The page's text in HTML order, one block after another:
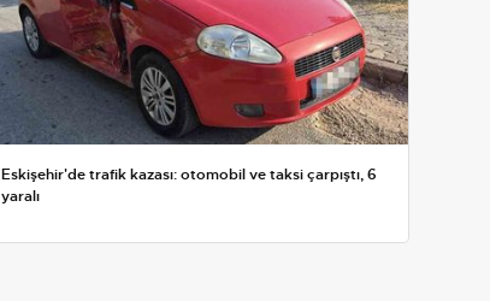
Eskişehir'de trafik kazası: otomobil ve taksi çarpıştı, 6
yaralı